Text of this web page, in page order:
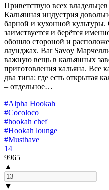
Приветствую всех
Кальянная индустрия
барной и кухонной
заимствуется и берётся
обошло стороной и
лаунджах. Bar Savoy
важную вещь в кальянных
приготовления кальяна. Все
два типа: где есть открытая
– отдельное…
#Alpha Hookah
#Cocoloco
#hookah chef
#Hookah lounge
#Musthave
14
9965
▲
▼